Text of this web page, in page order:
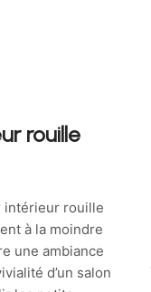
rouille
intérieur rouille
à la moindre
une ambiance
d’un salon